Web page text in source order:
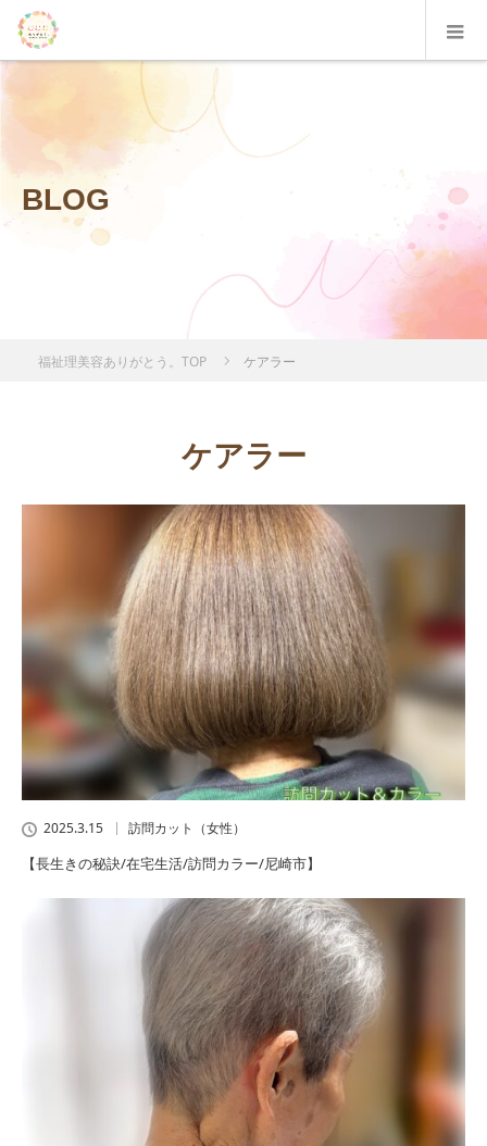
BLOG
福祉理美容ありがとう。TOP ケアラー
ケアラー
2025.3.15 訪問カット（女性）
【長生きの秘訣/在宅生活/訪問カラー/尼崎市】